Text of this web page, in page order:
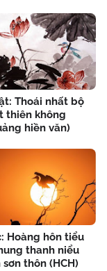
Thoái nhất bộ
thiên không
hiền văn)
Hoàng hôn tiểu
thanh niểu
thôn (HCH)